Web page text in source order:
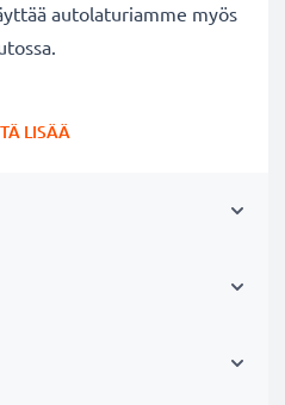
autolaturiamme myös
LISÄÄ